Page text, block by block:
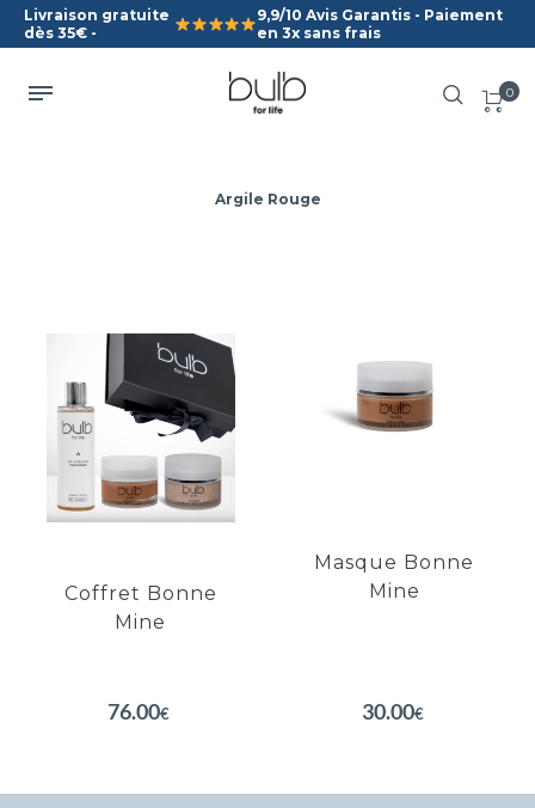
Livraison gratuite
dès 35€ -
9,9/10 Avis Garantis - Paiement
en 3x sans frais
0
Argile Rouge
Coffret Bonne
Mine
76.00€
Coffret Bonne
Mine
Exfolie en douceur
Élimine les impuretés
Masque Bonne
Mine
30.00€
Masque
Bonne Mine